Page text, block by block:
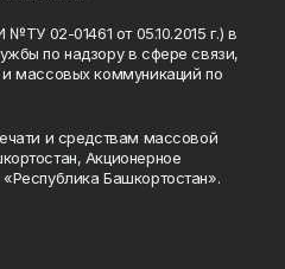
02-01461 от 05.10.2015 г.) в
по надзору в сфере связи,
массовых коммуникаций по
и средствам массовой
Акционерное
Башкортостан».